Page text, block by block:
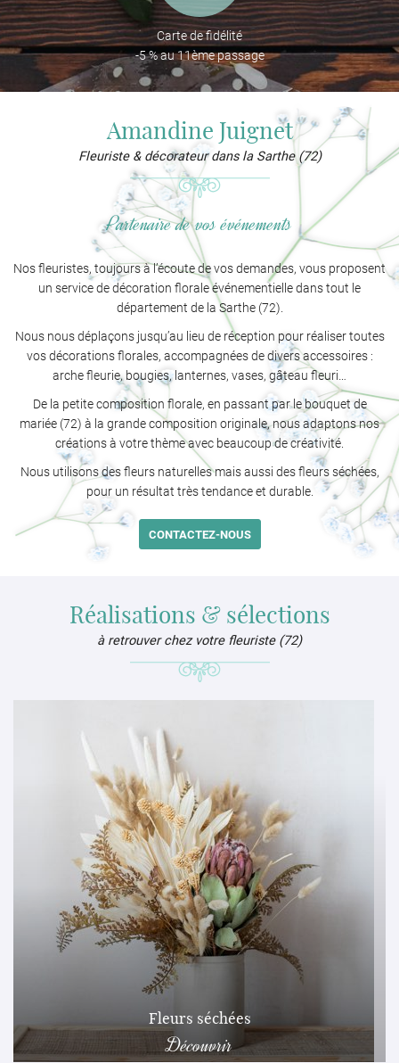
Actualités
Une question ?
02 43 63 05
Restez
INSCRIPTION
Rejoignez-nous
Carte de fidélité
-5 % au 11ème passage
Amandine Juignet
Fleuriste & décorateur dans la Sarthe (72)
Partenaire de vos événements
Nos fleuristes, toujours à l’écoute de vos demandes, vous proposent
un service de décoration florale événementielle dans tout le
département de la Sarthe (72).
Nous nous déplaçons jusqu’au lieu de réception pour réaliser toutes
vos décorations florales, accompagnées de divers accessoires :
arche fleurie, bougies, lanternes, vases, gâteau fleuri…
De la petite composition florale, en passant par le bouquet de
mariée (72) à la grande composition originale, nous adaptons nos
créations à votre thème avec beaucoup de créativité.
Nous utilisons des fleurs naturelles mais aussi des fleurs séchées,
pour un résultat très tendance et durable.
CONTACTEZ-NOUS
Réalisations & sélections
à retrouver chez votre fleuriste (72)
Fleurs séchées
Découvrir